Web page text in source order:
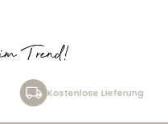
Trend!
Lieferung